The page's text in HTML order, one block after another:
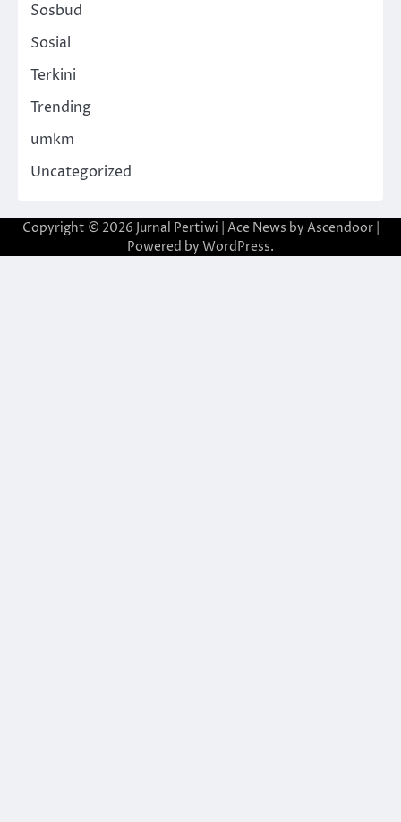
Sosbud
Sosial
Terkini
Trending
umkm
Uncategorized
Copyright © 2026 Jurnal Pertiwi | Ace News by Ascendoor|
Powered by WordPress.